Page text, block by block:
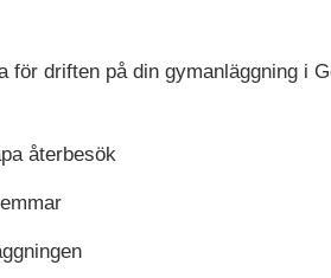
driften på din gymanläggning i
återbesök